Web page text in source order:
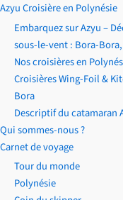
Azyu Croisière en Polynésie
Embarquez sur Azyu –
sous-le-vent : Bora-
Nos croisières en
Croisières Wing-Foil &
Bora
Descriptif du catamaran
Qui sommes-nous ?
Carnet de voyage
Tour du monde
Polynésie